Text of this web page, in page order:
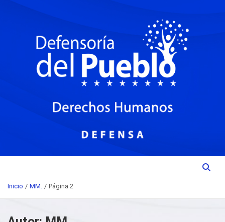
DEFENSORIA DEL PUEBLO
Institución del Poder Ciudadano para la Promoción, Defensa y
Inicio MM. Página 2